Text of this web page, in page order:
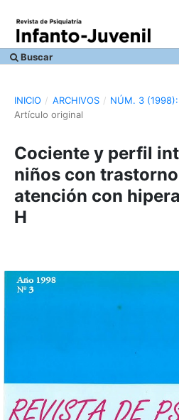
Buscar
INICIO / ARCHIVOS / NÚM. 3 (1998):
Artículo original
Cociente y perfil
niños con
atención con
H